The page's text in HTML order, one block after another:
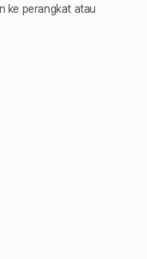
ke perangkat atau